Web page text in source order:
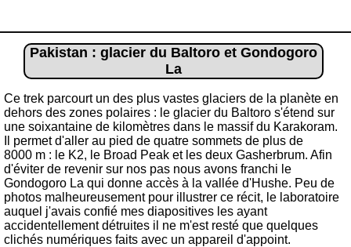
Pakistan : glacier du Baltoro et Gondogoro
La
Ce trek parcourt un des plus vastes glaciers de la planète en
dehors des zones polaires : le glacier du Baltoro s'étend sur
une soixantaine de kilomètres dans le massif du Karakoram.
Il permet d'aller au pied de quatre sommets de plus de
8000 m : le K2, le Broad Peak et les deux Gasherbrum. Afin
d'éviter de revenir sur nos pas nous avons franchi le
Gondogoro La qui donne accès à la vallée d'Hushe. Peu de
photos malheureusement pour illustrer ce récit, le laboratoire
auquel j'avais confié mes diapositives les ayant
accidentellement détruites il ne m'est resté que quelques
clichés numériques faits avec un appareil d'appoint.